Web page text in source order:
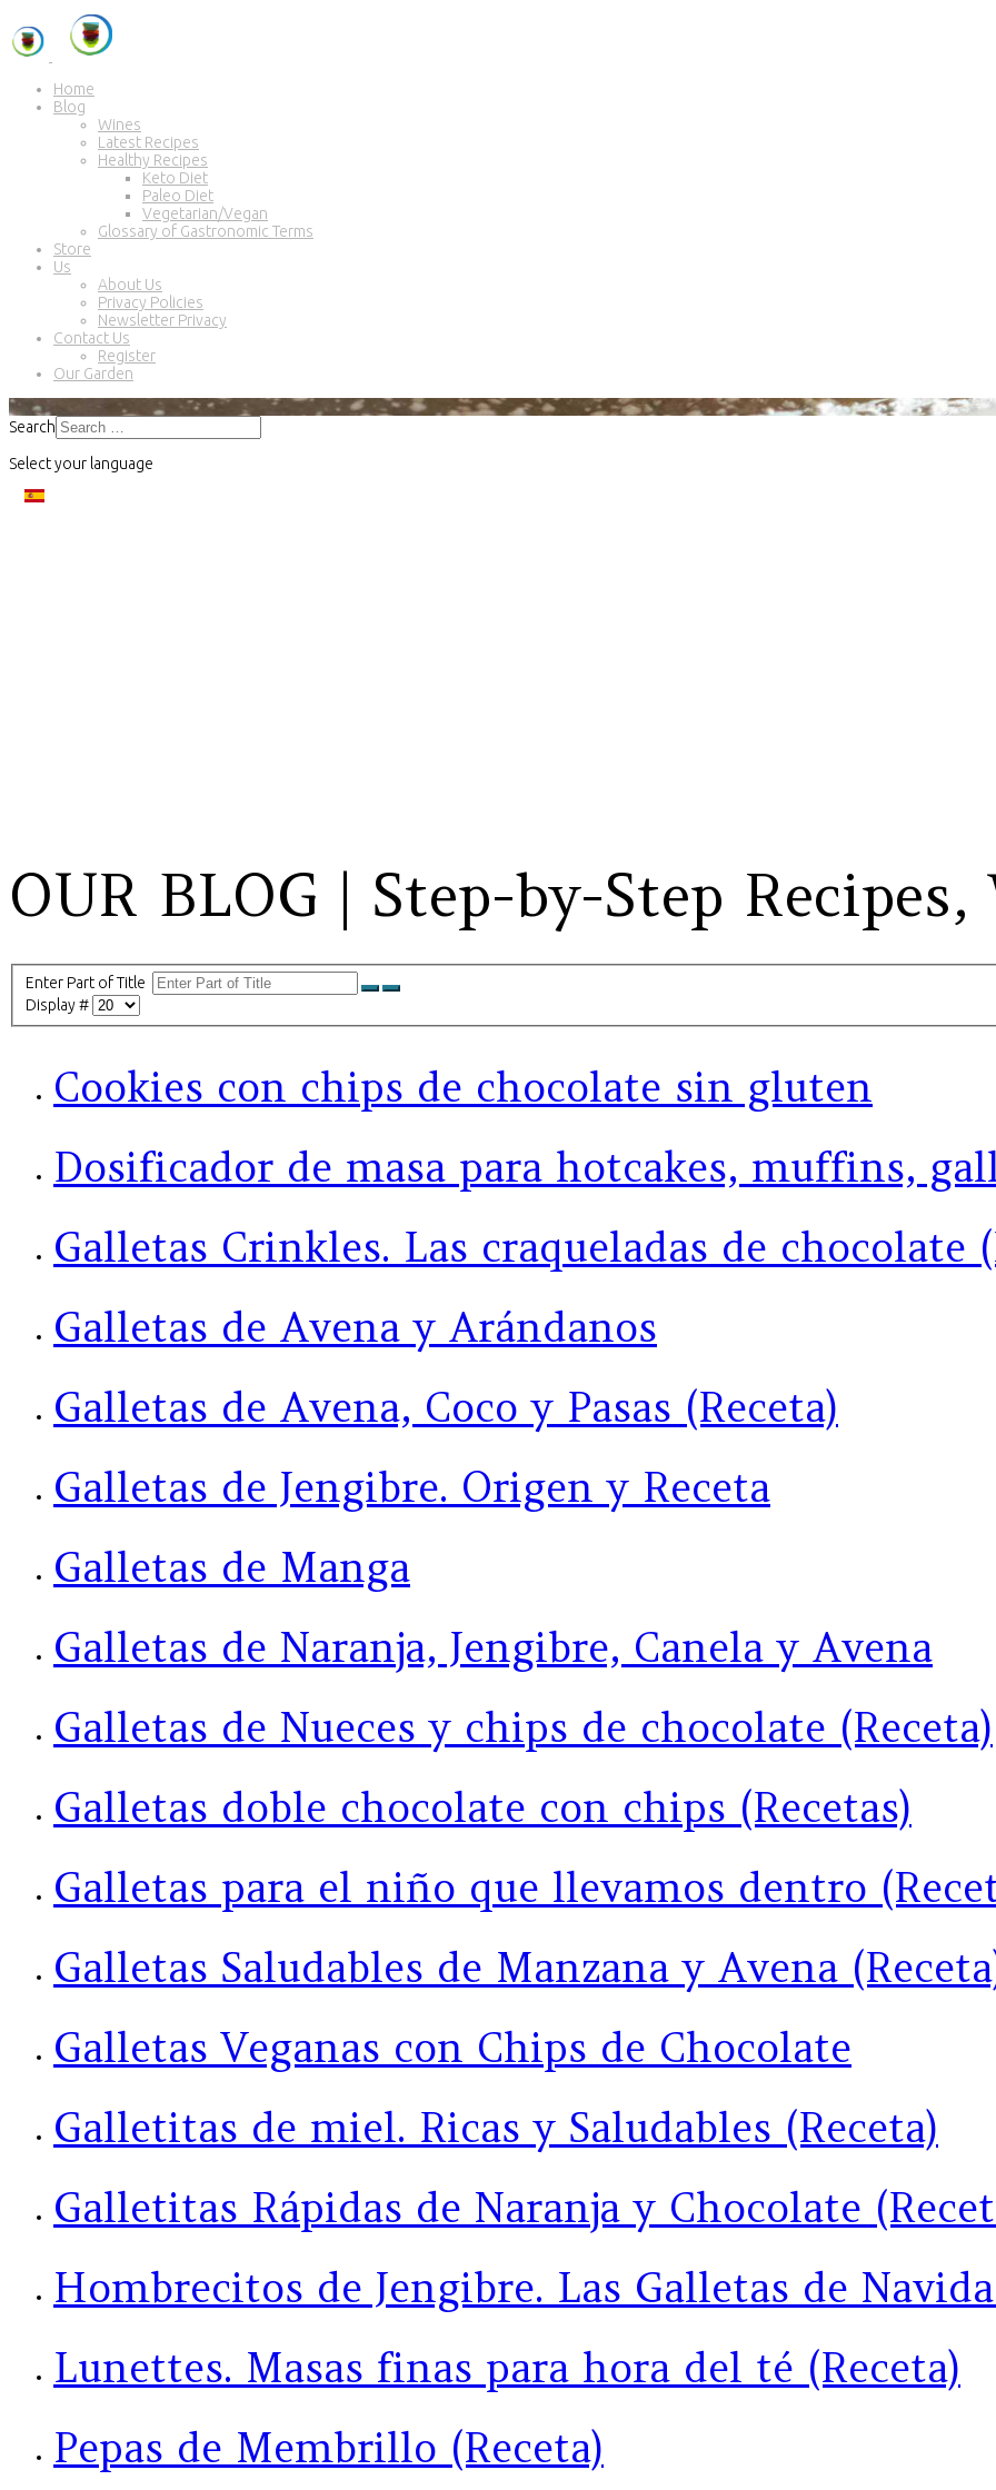
Home
Blog
Wines
Latest Recipes
Healthy Recipes
Keto Diet
Paleo Diet
Vegetarian/Vegan
Glossary of Gastronomic Terms
Store
Us
About Us
Privacy Policies
Newsletter Privacy
Contact Us
Register
Our Garden
Search
Select your language
OUR BLOG | Step-by-Step
Enter Part of Title
Display #
Cookies con chips de chocolate sin gluten
Dosificador de masa para hotcakes, muffins,
Galletas Crinkles. Las craqueladas de chocolate
Galletas de Avena y Arándanos
Galletas de Avena, Coco y Pasas (Receta)
Galletas de Jengibre. Origen y Receta
Galletas de Manga
Galletas de Naranja, Jengibre, Canela y Avena
Galletas de Nueces y chips de chocolate (Receta)
Galletas doble chocolate con chips (Recetas)
Galletas para el niño que llevamos dentro
Galletas Saludables de Manzana y Avena
Galletas Veganas con Chips de Chocolate
Galletitas de miel. Ricas y Saludables (Receta)
Galletitas Rápidas de Naranja y Chocolate
Hombrecitos de Jengibre. Las Galletas de
Lunettes. Masas finas para hora del té (Receta)
Pepas de Membrillo (Receta)